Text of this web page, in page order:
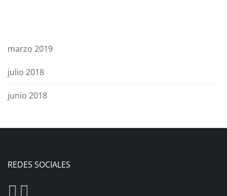
marzo 2019
julio 2018
junio 2018
REDES SOCIALES